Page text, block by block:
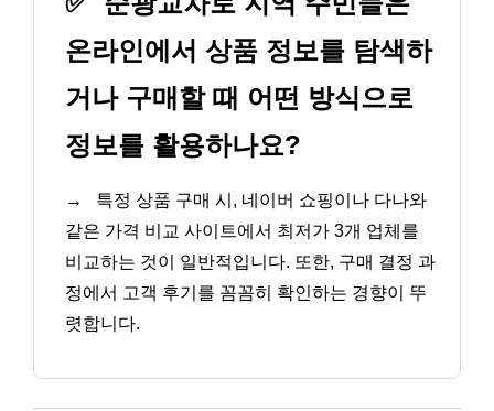
온라인에서 상품 정보를 탐색하
거나 구매할 때 어떤 방식으로
정보를 활용하나요?
→
특정 상품 구매 시, 네이버 쇼핑이나 다나와
같은 가격 비교 사이트에서 최저가 3개 업체를
비교하는 것이 일반적입니다. 또한, 구매 결정 과
정에서 고객 후기를 꼼꼼히 확인하는 경향이 뚜
렷합니다.